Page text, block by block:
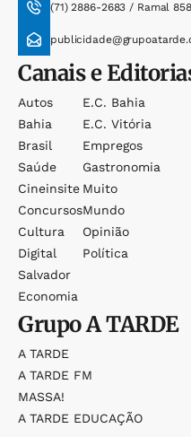
(71) 2886-2683 / Ramal
Canais e
Autos
Bahia
Brasil
Saúde
Cineinsite
Concursos
Cultura
Digital
Salvador
Economia
E.c. Bahia
E.c. Vitória
Empregos
Gastronomia
Muito
Mundo
Opinião
Política
GrupoA TARDE
A TARDE
A TARDE FM
MASSA!
A TARDE EDUCAÇÃO